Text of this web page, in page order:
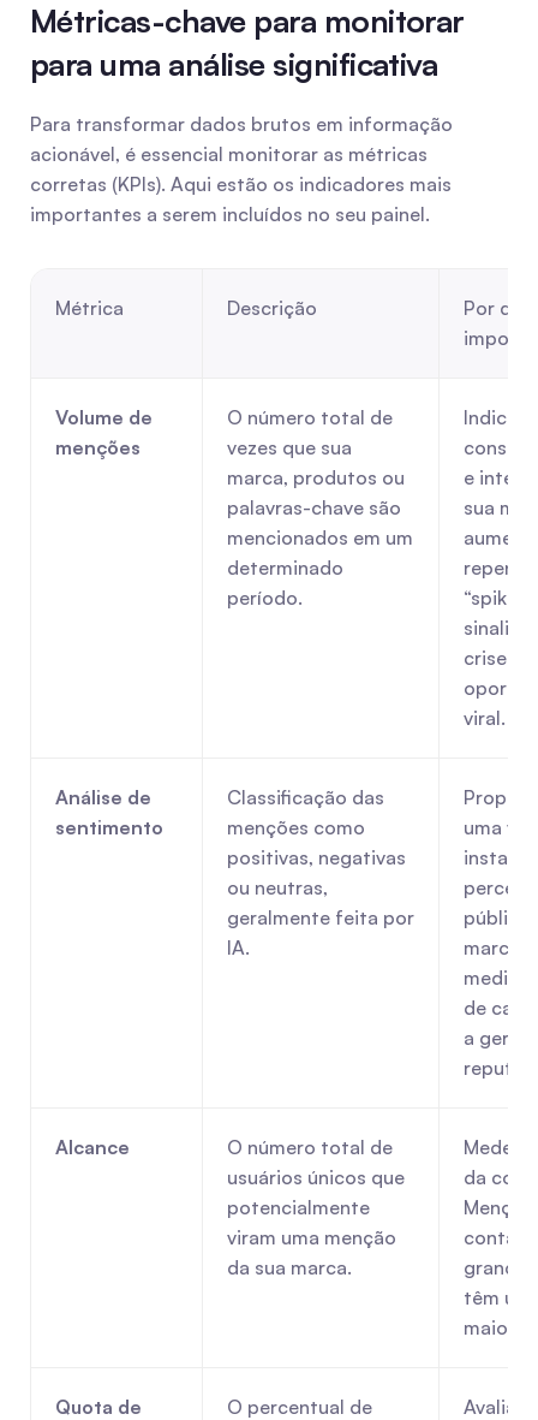
Métricas-chave para monitorar
para uma análise significativa
Para transformar dados brutos em informação
acionável, é essencial monitorar as métricas
corretas (KPIs). Aqui estão os indicadores mais
importantes a serem incluídos no seu painel.
Métrica Descrição
Por que
Volume de
menções
O número total de
vezes que sua
marca, produtos ou
palavras-chave são
mencionados em um
determinado
período.
Indica
e
sua
crise
viral.
Análise de
sentimento
Classificação das
menções como
positivas, negativas
ou neutras,
geralmente feita por
IA.
uma
pública
marca.
medir
de
a gerir a
Alcance
O número total de
usuários únicos que
potencialmente
viram uma menção
da sua marca.
Mede a
da
contas
grande
têm
maior.
Quota de
O percentual de
Avalia